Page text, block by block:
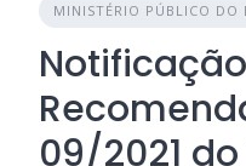
MINISTÉRIO PÚBLICO DO
Notificação
09/2021 do